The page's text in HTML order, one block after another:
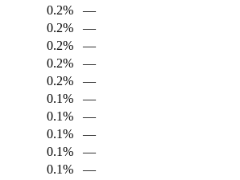
0.2%
—
0.2%
—
0.2%
—
0.2%
—
0.2%
—
0.1%
—
0.1%
—
0.1%
—
0.1%
—
0.1%
—